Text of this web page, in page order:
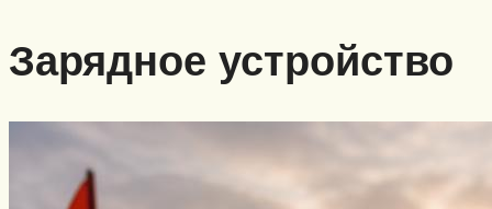
Зарядное устройство